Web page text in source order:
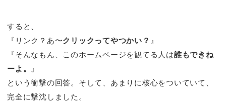
すると、
『リンク？あ〜クリックってやつかい？ 』
『そんなもん、このホームページを観てる人は誰もできね
ーよ。
』
という衝撃の回答。そして、あまりに核心をついていて、
完全に撃沈しました。